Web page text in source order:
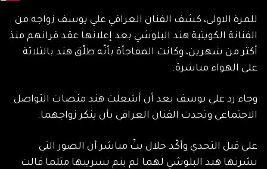
للمرة الاولى، كشف الفنان العراقي علي يوسف زواجه من
الفنانة الكويتية هند البلوشي بعد إعلانها عقد قرانهم منذ
أكثر من شهرين، وكانت المفاجأة بأنّه طلّق هند بالثلاثة
على الهواء مباشرة.
وجاء رد علي يوسف بعد أن أشعلت هند منصات التواصل
الاجتماعي وتحدت الفنان العراقي بأن ينكر زواجهما.
علي قبل التحدي وأكّد خلال بثّ مباشر أن الصور التي
نشرتها هند البلوشي لهما لم يتم تسريبها مثلما قالت